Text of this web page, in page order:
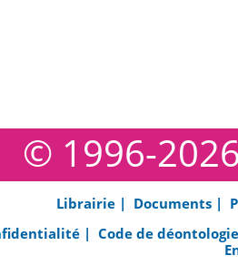
© 1996-2026
Librairie | Documents |
| Code de